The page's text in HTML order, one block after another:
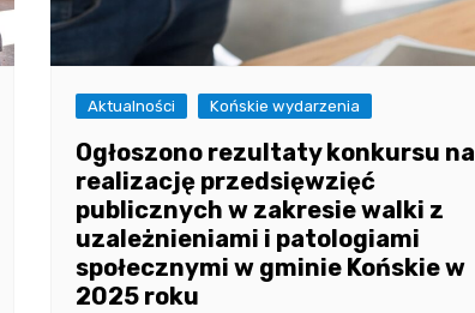
Aktualności Końskie wydarzenia
Ogłoszono rezultaty konkursu na
realizację przedsięwzięć
publicznych w zakresie walki z
uzależnieniami i patologiami
społecznymi w gminie Końskie w
2025 roku